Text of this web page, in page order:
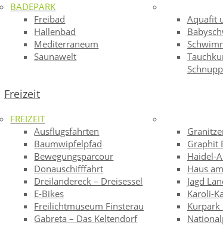
BADEPARK
Freibad
Hallenbad
Mediterraneum
Saunawelt
Aquafit
Freizeit
FREIZEIT
Ausflugsfahrten
Baumwipfelpfad
Bewegungsparcour
Donauschifffahrt
Dreiländereck – Dreisessel
E-Bikes
Freilichtmuseum Finsterau
Gabreta – Das Keltendorf
Graphit
Haidel-
Haus
Jagd
Karoli-
Kurpark